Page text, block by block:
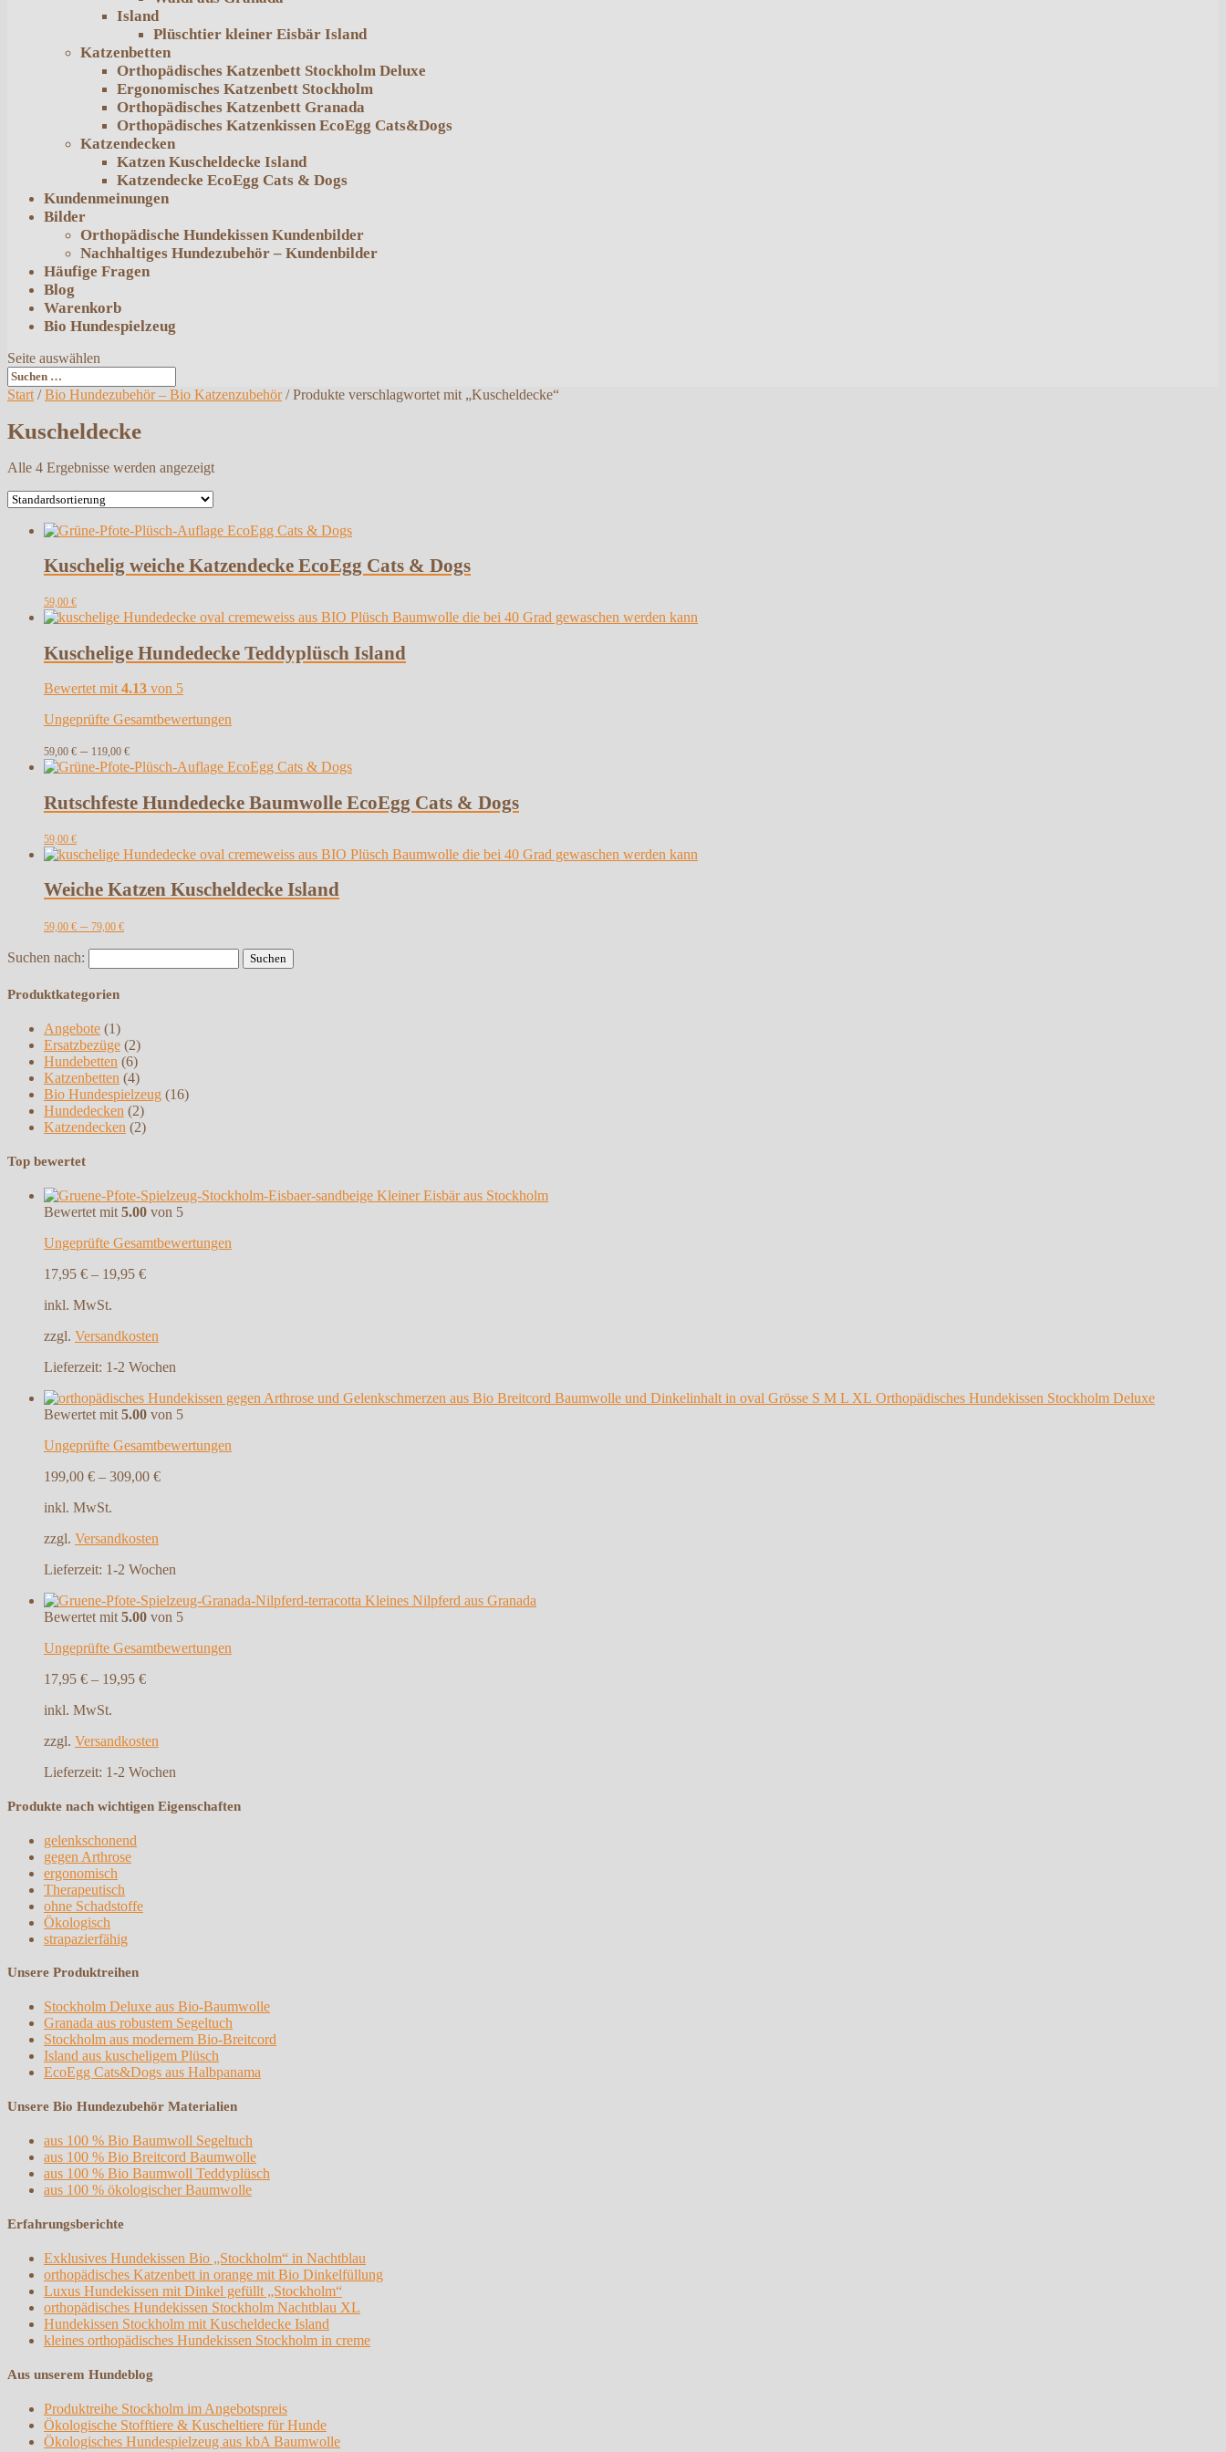
Island
Plüschtier kleiner Eisbär Island
Katzenbetten
Orthopädisches Katzenbett Stockholm Deluxe
Ergonomisches Katzenbett Stockholm
Orthopädisches Katzenbett Granada
Orthopädisches Katzenkissen EcoEgg Cats&Dogs
Katzendecken
Katzen Kuscheldecke Island
Katzendecke EcoEgg Cats & Dogs
Kundenmeinungen
Bilder
Orthopädische Hundekissen Kundenbilder
Nachhaltiges Hundezubehör – Kundenbilder
Häufige Fragen
Blog
Warenkorb
Bio Hundespielzeug
Seite auswählen
Start /Bio Hundezubehör – Bio Katzenzubehör/ Produkte verschlagwortet mit „Kuscheldecke“
Kuscheldecke
Alle 4 Ergebnisse werden angezeigt
Kuschelig weiche Katzendecke EcoEgg Cats & Dogs
59,00 €
Kuschelige Hundedecke Teddyplüsch Island
Bewertet mit 4.13 von 5
Ungeprüfte Gesamtbewertungen
59,00 € – 119,00 €
Rutschfeste Hundedecke Baumwolle EcoEgg Cats & Dogs
59,00 €
Weiche Katzen Kuscheldecke Island
59,00 € – 79,00 €
Suchen nach:
Produktkategorien
Angebote (1)
Ersatzbezüge (2)
Hundebetten (6)
Katzenbetten (4)
Bio Hundespielzeug (16)
Hundedecken (2)
Katzendecken (2)
Top bewertet
Kleiner Eisbär aus Stockholm
Bewertet mit 5.00 von 5
Ungeprüfte Gesamtbewertungen
17,95 € – 19,95 €
inkl. MwSt.
zzgl. Versandkosten
Lieferzeit: 1-2 Wochen
Orthopädisches Hundekissen Stockholm Deluxe
Bewertet mit 5.00 von 5
Ungeprüfte Gesamtbewertungen
199,00 € – 309,00 €
inkl. MwSt.
zzgl. Versandkosten
Lieferzeit: 1-2 Wochen
Kleines Nilpferd aus Granada
Bewertet mit 5.00 von 5
Ungeprüfte Gesamtbewertungen
17,95 € – 19,95 €
inkl. MwSt.
zzgl. Versandkosten
Lieferzeit: 1-2 Wochen
Produkte nach wichtigen Eigenschaften
gelenkschonend
gegen Arthrose
ergonomisch
Therapeutisch
ohne Schadstoffe
Ökologisch
strapazierfähig
Unsere Produktreihen
Stockholm Deluxe aus Bio-Baumwolle
Granada aus robustem Segeltuch
Stockholm aus modernem Bio-Breitcord
Island aus kuscheligem Plüsch
EcoEgg Cats&Dogs aus Halbpanama
Unsere Bio Hundezubehör Materialien
aus 100 % Bio Baumwoll Segeltuch
aus 100 % Bio Breitcord Baumwolle
aus 100 % Bio Baumwoll Teddyplüsch
aus 100 % ökologischer Baumwolle
Erfahrungsberichte
Exklusives Hundekissen Bio „Stockholm“ in Nachtblau
orthopädisches Katzenbett in orange mit Bio Dinkelfüllung
Luxus Hundekissen mit Dinkel gefüllt „Stockholm“
orthopädisches Hundekissen Stockholm Nachtblau XL
Hundekissen Stockholm mit Kuscheldecke Island
kleines orthopädisches Hundekissen Stockholm in creme
Aus unserem Hundeblog
Produktreihe Stockholm im Angebotspreis
Ökologische Stofftiere & Kuscheltiere für Hunde
Ökologisches Hundespielzeug aus kbA Baumwolle